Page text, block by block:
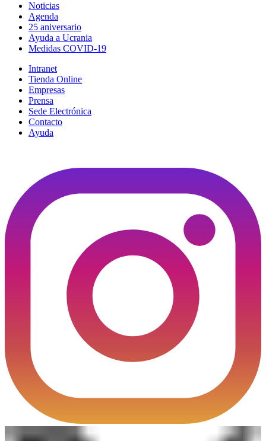
Noticias
Agenda
25 aniversario
Ayuda a Ucrania
Medidas COVID-19
Intranet
Tienda Online
Empresas
Prensa
Sede Electrónica
Contacto
Ayuda